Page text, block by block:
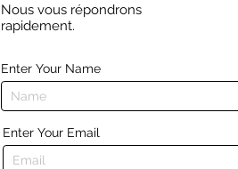
Nous vous répondrons
rapidement.
Enter Your Name
Enter Your Email